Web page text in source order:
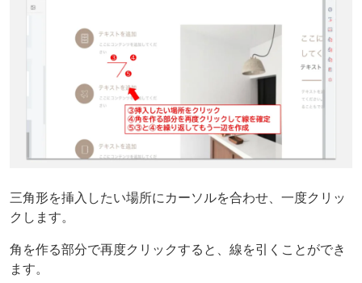
三角形を挿入したい場所にカーソルを合わせ、一度クリッ
クします。
角を作る部分で再度クリックすると、線を引くことができ
ます。